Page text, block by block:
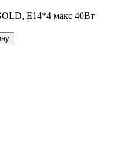
E14*4 макс 40Вт